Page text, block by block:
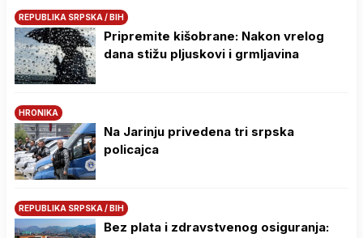
REPUBLIKA SRPSKA / BIH
Pripremite kišobrane: Nakon vrelog
dana stižu pljuskovi i grmljavina
HRONIKA
Na Јarinju privedena tri srpska
policajca
REPUBLIKA SRPSKA / BIH
Bez plata i zdravstvenog osiguranja: